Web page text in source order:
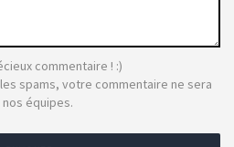
commentaire ! :)
spams, votre commentaire ne sera
équipes.